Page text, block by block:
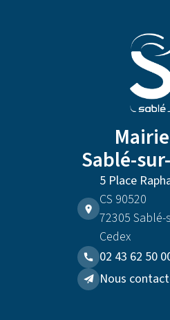
Sablé-
5 Place
CS 90520
72305
Cedex
02 43 62 50
Nous